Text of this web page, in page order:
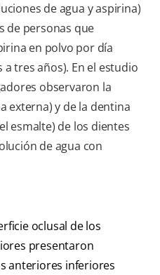
de agua y aspirina)
de personas que
en polvo por día
tres años). En el estudio
observaron la
externa) y de la dentina
esmalte) de los dientes
de agua con
oclusal de los
presentaron
anteriores inferiores